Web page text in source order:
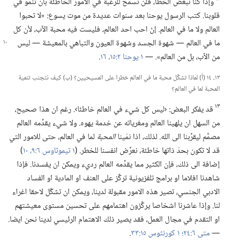
قلوبنا.‏ كتب الرسول يوحنا بعد سنوات عديدة من موت يسوع:‏ «لا تحبوا
العالم ولا ما في العالم.‏ إنْ احب احد العالم،‏ فليست فيه محبة الآب،‏ لأن كل
ما في العالم —‏ شهوة الجسدوشهوة العيون والتباهي بالمعيشة —‏ ليس
من الآب،‏ بل من العالم».‏ —‏١ يوحنا ٢:‏١٥،‏ ١٦ ‏.‏
١٣،‏ ١٤ (‏أ)‏ لماذا تشكِّل محبة ما في العالم خطرا على المسيحيين؟‏ (‏ب)‏ كيف نتجنب تنمية
المحبة لما في العالم؟‏
١٣ قد يفكر البعض:‏ ‹ليس كل شيء في العالم خاطئا›.‏ رغم ان هذا صحيح،‏
من السهل ان يلهينا العالم ومغرياته عن خدمة يهوه.‏ ولا شيء يقدِّمه العالم
مصمَّم ليقرِّبنا الى الله.‏ لذلك،‏ اذا نمّيناالمحبة لما في العالم،‏ حتى للامور التي
قد لا تكون بحدّ ذاتها خاطئة،‏ نعرِّض انفسنا للخطر.‏ (‏١ تيموثاوس ٦:‏٩،‏ ١٠
‏)‏
إضافة الى ذلك،‏ فإن الكثير مما يقدِّمه العالم رديء ويمكن ان يفسدنا.‏ فإذا
شاهدنا افلاما او برامج تلفزيونية تركِّز على العنف او المادية او الفساد
الادبي الجنسي،‏ تصير هذه الامور مقبولة لدينا،‏ ويمكن ان تشكِّل لاحقا اغراء
لنا.‏ وإذا عاشرنا اشخاصا يركِّزون اهتمامهم على تحسين مستوى معيشتهم
او التقدم في مجال العمل،‏ فقد يصير ذلك الاهتمام الرئيسي لدينا نحن ايضا.‏
—‏متى ٦:‏٢٤؛‏ ‏.‏